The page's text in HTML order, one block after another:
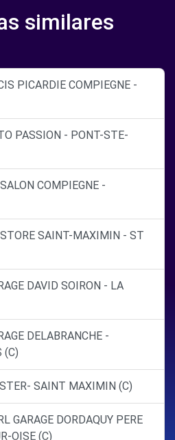
similares
PICARDIE COMPIEGNE -
PASSION - PONT-STE-
COMPIEGNE -
SAINT-MAXIMIN - ST
DAVID SOIRON - LA
DELABRANCHE -
(C)
SAINT MAXIMIN (C)
GARAGE DORDAQUY PERE
OISE (C)